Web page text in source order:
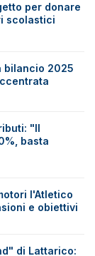
per donare
scolastici
bilancio 2025
"Il
basta
l'Atletico
e obiettivi
di Lattarico: